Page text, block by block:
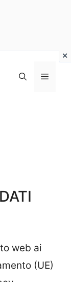
Menu
web ai
(UE)